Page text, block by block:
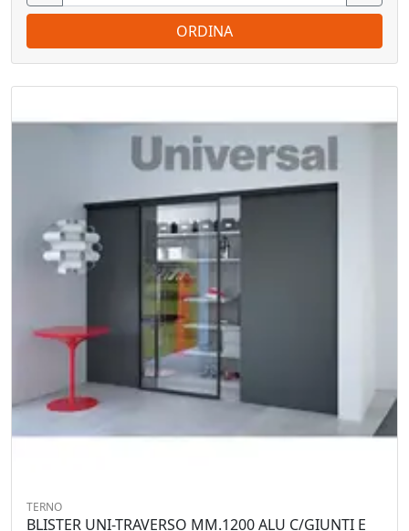
ORDINA
TERNO
BLISTER UNI-TRAVERSO MM.1200 ALU C/GIUNTI E